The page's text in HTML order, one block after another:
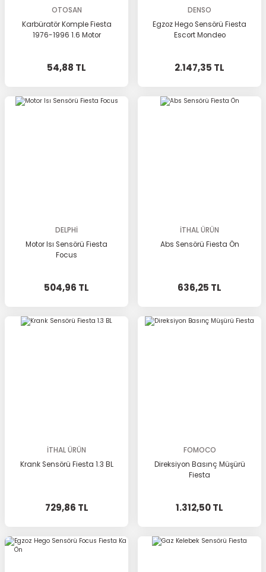
OTOSAN
Karbüratör Komple Fiesta
1976-1996 1.6 Motor
54,88 TL
DENSO
Egzoz Hego Sensörü Fiesta
Escort Mondeo
2.147,35 TL
DELPHİ
Motor Isı Sensörü Fiesta
Focus
504,96 TL
İTHAL ÜRÜN
Abs Sensörü Fiesta Ön
636,25 TL
İTHAL ÜRÜN
Krank Sensörü Fiesta 1.3 BL
729,86 TL
FOMOCO
Direksiyon Basınç Müşürü
Fiesta
1.312,50 TL